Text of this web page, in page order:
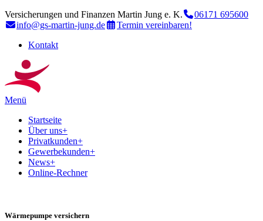
Versicherungen und Finanzen Martin Jung e. K.
06171 695600
info@gs-martin-jung.de
Termin vereinbaren!
Kontakt
Menü
Startseite
Über uns+
Privatkunden+
Gewerbekunden+
News+
Online-Rechner
Wärmepumpe versichern